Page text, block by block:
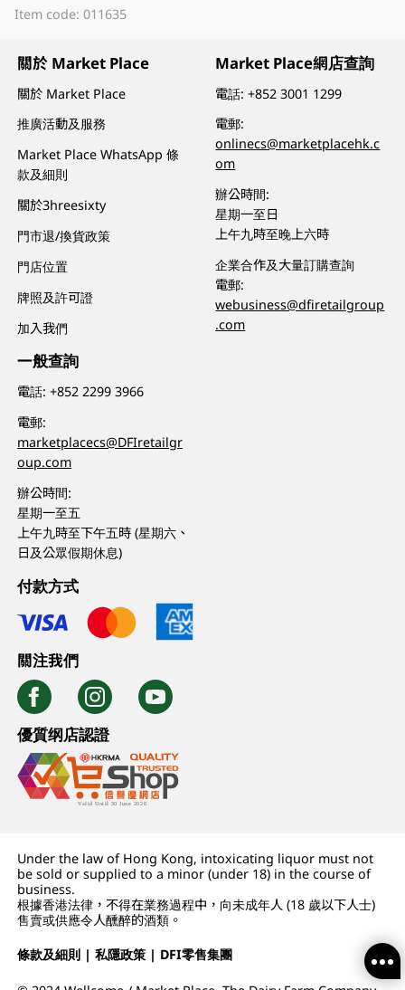
Item code: 011635
關於 Market Place
關於 Market Place
推廣活動及服務
Market Place WhatsApp 條
款及細則
關於3hreesixty
門市退/換貨政策
門店位置
牌照及許可證
加入我們
一般查詢
電話:+852 2299 3966
電郵:
marketplacecs@DFIretailgr
oup.com
辦公時間:
星期一至五
上午九時至下午五時 (星期六、
日及公眾假期休息)
Market Place網店查詢
電話:+852 3001 1299
電郵:
onlinecs@marketplacehk.c
om
辦公時間:
星期一至日
上午九時至晚上六時
企業合作及大量訂購查詢
電郵:
webusiness@dfiretailgroup
.com
付款方式
關注我們
優質纲店認證
Under the law of Hong Kong, intoxicating liquor must not
be sold or supplied to a minor (under 18) in the course of
business.
根據香港法律，不得在業務過程中，向未成年人 (18 歲以下人士)
售賣或供應令人醺醉的酒類。
條款及細則 |私隱政策 | DFI零售集團